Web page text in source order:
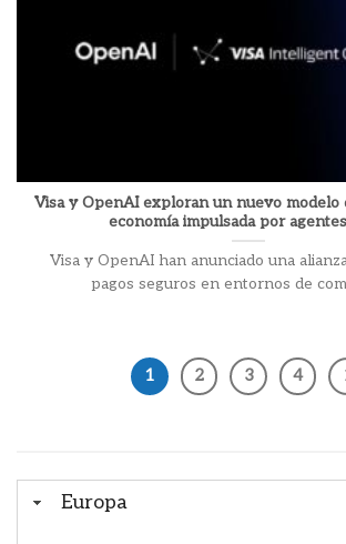
Europa
Visa y OpenAI exploran un nuevo modelo
economía impulsada por
Visa y OpenAI han anunciado una
pagos seguros en entornos de
1 2 3 4